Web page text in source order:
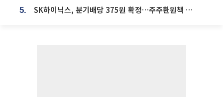
5. SK하이닉스, 분기배당 375원 확정…주주환원책 9월로 앞당겨 발표